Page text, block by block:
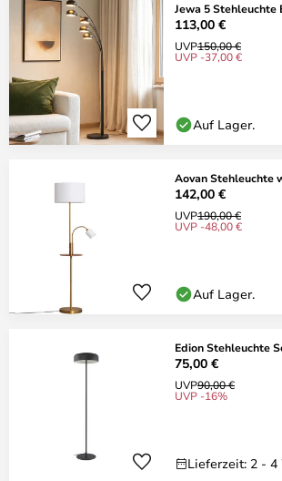
Jewa 5 Stehleuchte
113,00 €
UVP150,00 €
UVP -37,00 €
Auf Lager.
Aovan Stehleuchte
142,00 €
UVP190,00 €
UVP -48,00 €
Auf Lager.
Edion Stehleuchte
75,00 €
UVP90,00 €
UVP -16%
Lieferzeit: 2 - 4